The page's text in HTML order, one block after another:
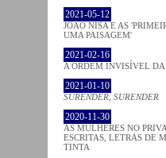
2021-05-12
JOÃO NISA E AS
UMA PAISAGEM'
2021-02-16
A ORDEM INVISÍVEL DA
2021-01-10
SURENDER, SURENDER
2020-11-30
AS MULHERES NO
ESCRITAS, LETRAS DE
TINTA